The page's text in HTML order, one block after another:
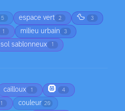
5 espace vert 2 🦆 3
1 milieu urbain 3
sol sablonneux 1
cailloux 1 🛞 4
1 couleur 20